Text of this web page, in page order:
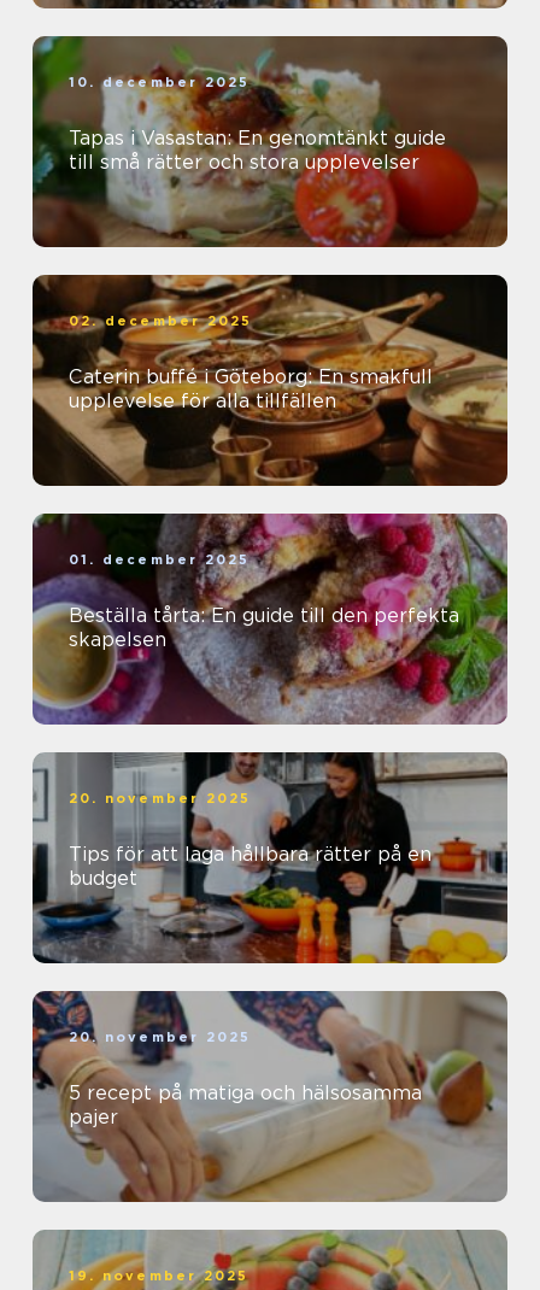
10. december 2025
Tapas i Vasastan: En genomtänkt guide
till små rätter och stora upplevelser
02. december 2025
Caterin buffé i Göteborg: En smakfull
upplevelse för alla tillfällen
01. december 2025
Beställa tårta: En guide till den perfekta
skapelsen
20. november 2025
Tips för att laga hållbara rätter på en
budget
20. november 2025
5 recept på matiga och hälsosamma
pajer
19. november 2025